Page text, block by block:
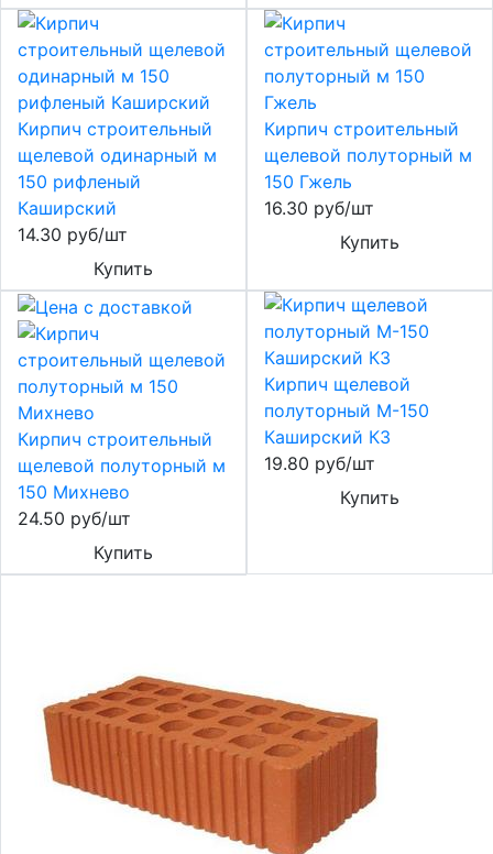
Кирпич строительный
щелевой одинарный м
150 рифленый
Каширский
14.30 руб/шт
Купить
Кирпич строительный
щелевой полуторный м
150 Гжель
16.30 руб/шт
Купить
Кирпич строительный
щелевой полуторный м
150 Михнево
24.50 руб/шт
Купить
Кирпич щелевой
полуторный М-150
Каширский КЗ
19.80 руб/шт
Купить